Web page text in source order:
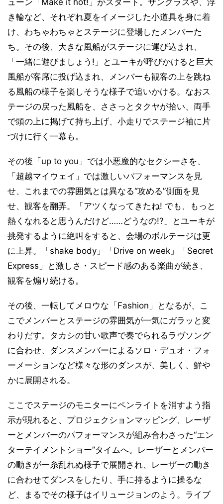
ューン「Make it hot!」がスタート。サングラスや、浮
き輪など、それぞれ夏をイメージした小道具を身に着
け、わちゃわちゃとステージに登場したメンバーた
ち。その後、大きな風船がステージに運び込まれ、
「一緒に遊びましょう!」とユーキが呼びかけると巨大
風船が客席に投げ込まれ、メンバーも観客の上を跳ね
る風船の様子を楽しそうな様子で追いかける。なおス
テージの戻った風船を、ささっとタクヤが拾い、両手
で頭の上に掲げて持ち上げ、小走りでステージ袖に片
づけに行く一幕も。
その後「up to you」では小悪魔的なセクシーさを、
「超越マイウェイ」では激しいパフォーマンスを見
せ、これまでの雰囲気とは異なる“攻める”側面を見
せ、観客を翻弄。「アツくなってきたね! でも、もっと
熱くなれると思うんだけど……どうなの!?」とユーキが
挑発するように絶叫をすると、会場のボルテージは更
に上昇。「shake body」「Drive on week」「Secret
Express」と激しさ・スピード感のある楽曲が続き、
観客を煽り続ける。
その後、一転してメロウな「Fashion」となるが、こ
こでメンバーとステージの雰囲気が一気にガラッと変
わりだす。タカシの甘い歌声で奏でられるラヴソング
に合わせ、ダンスメンバーによるソロ・デュオ・フォ
ーメーションなど様々な形のダンスが、美しく、鮮や
かに展開される。
ここでステージのモニターにペンライトを消すよう指
示が現れると、プロジェクションマッピング、レーザ
ーとメンバーのパフォーマンスが組み合わさった“エン
ターテイメントショー”タイムへ。レーザーとメンバー
の動きが一糸乱れぬ様子で展開され、レーザーの動き
に合わせてダンスをしたり、手に持るように操るな
ど、まるでその様子はイリュージョンのよう。ライブ